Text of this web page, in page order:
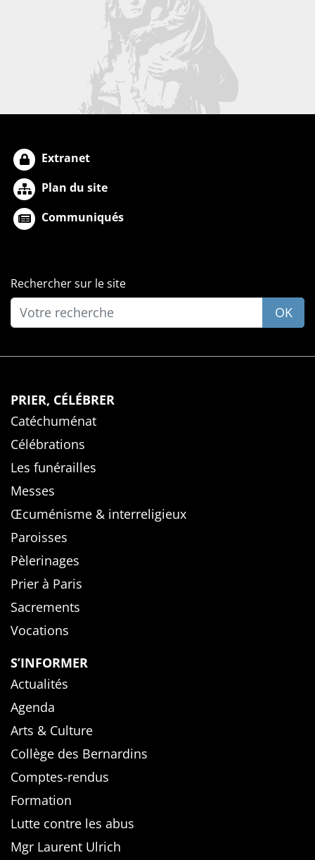
Extranet
Plan du site
Communiqués
Rechercher sur le site
OK
PRIER, CÉLÉBRER
Catéchuménat
Célébrations
Les funérailles
Messes
Œcuménisme & interreligieux
Paroisses
Pèlerinages
Prier à Paris
Sacrements
Vocations
S’INFORMER
Actualités
Agenda
Arts & Culture
Collège des Bernardins
Comptes-rendus
Formation
Lutte contre les abus
Mgr Laurent Ulrich